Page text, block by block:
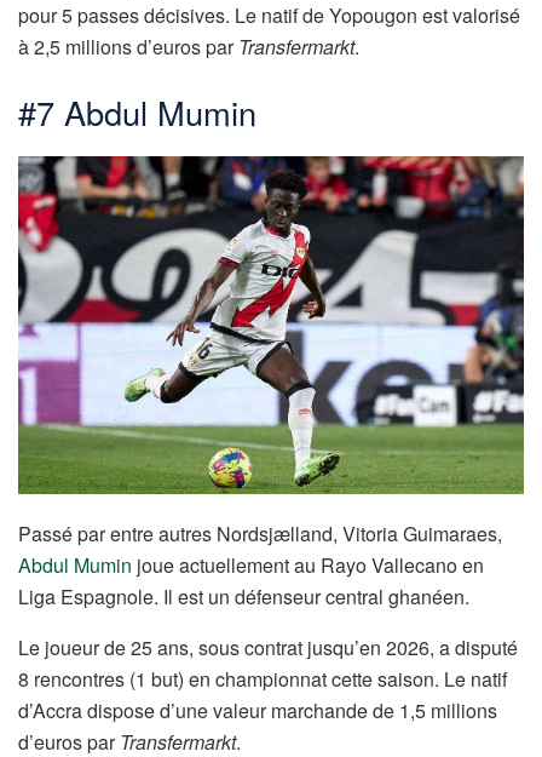
pour 5 passes décisives. Le natif de Yopougon est valorisé
à 2,5 millions d’euros par Transfermarkt.
#7 Abdul Mumin
Passé par entre autres Nordsjælland, Vitoria Guimaraes,
Abdul Mumin joue actuellement au Rayo Vallecano en
Liga Espagnole. Il est un défenseur central ghanéen.
Le joueur de 25 ans, sous contrat jusqu’en 2026, a disputé
8 rencontres (1 but) en championnat cette saison. Le natif
d’Accra dispose d’une valeur marchande de 1,5 millions
d’euros par Transfermarkt.